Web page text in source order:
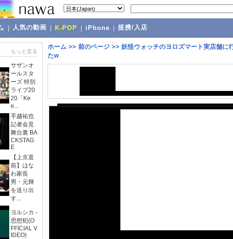
人気の動画 K-POP iPhone 提携/入店
もっと見る
サザンオ
ールスタ
ーズ 特別
ライブ20
20「Ke
e...
手越祐也
記者会見
舞台裏 BA
CKSTAG
E
【上京直
前】はな
わ家長
男・元輝
を送り出
す...
ヨルシカ -
思想犯(O
FFICIAL V
IDEO)
ホーム >> 前のページ >> 妖怪ウォッチのヨロズマート実店舗に
たw